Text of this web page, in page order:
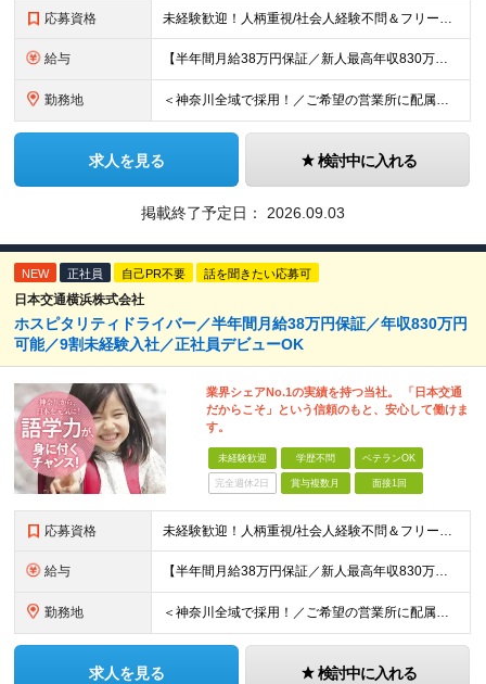
応募資格 未経験歓迎！人柄重視/社会人経験不問＆フリーターもOK ■普通自動車免許（AT限定可）を取得して1年以上経過している方 ※前職・学歴・ブランク・転職回数などは一切不問です。 <2種免許取得代は全額
給与 【半年間月給38万円保証／新人最高年収830万円／賞与年2回／給料控除を100%撤廃】 6ヶ月間、月給38万円保証＋歩合給＋賞与年2回（川崎／保土ヶ谷／戸塚） ◆保証額を超える売上時は上乗せした給与
勤務地 ＜神奈川全域で採用！／ご希望の営業所に配属＞ ◎転居を伴う転勤なし！ ◎U・Iターン歓迎！ ◎マイカー通勤OK（駐車場完備） 神奈川全域に6拠点（★希望の営業所に配属） ■本社：横浜市戸塚区名瀬町1
求人を見る 検討中に入れる
掲載終了予定日： 2026.09.03
NEW 正社員 自己PR不要 話を聞きたい応募可
日本交通横浜株式会社
ホスピタリティドライバー／半年間月給38万円保証／年収830万円
可能／9割未経験入社／正社員デビューOK
業界シェアNo.1の実績を持つ当社。 「日本交通
だからこそ」という信頼のもと、安心して働けま
す。
未経験歓迎 学歴不問 ベテランOK
完全週休2日 賞与複数月 面接1回
応募資格 未経験歓迎！人柄重視/社会人経験不問＆フリーターもOK ■普通自動車免許（AT限定可）を取得して1年以上経過している方 ※前職・学歴・ブランク・転職回数などは一切不問です。 <2種免許取得代は全額
給与 【半年間月給38万円保証／新人最高年収830万円／賞与年2回／給料控除を100%撤廃】 6ヶ月間、月給38万円保証＋歩合給＋賞与年2回（川崎／保土ヶ谷／戸塚） ◆保証額を超える売上時は上乗せした給与
勤務地 ＜神奈川全域で採用！／ご希望の営業所に配属＞◎転居を伴う転勤なし！◎U・Iターン歓迎！◎マイカー通勤OK（駐車場完備） 神奈川全域に6拠点（★希望の営業所に配属） ■本社：横浜市戸塚区名瀬町1152
求人を見る 検討中に入れる